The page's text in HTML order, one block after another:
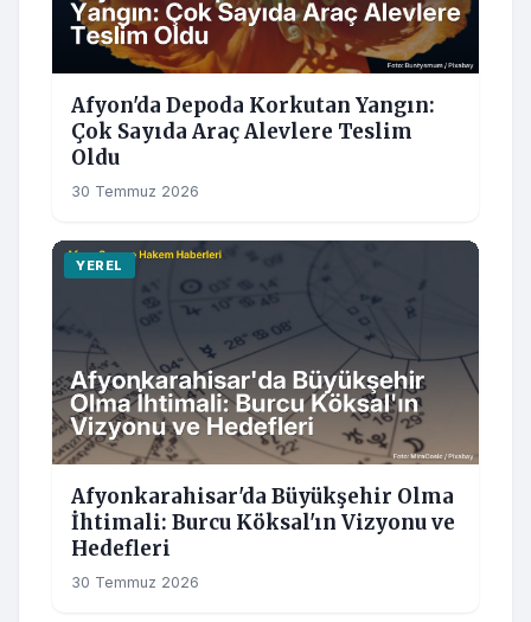
Afyon'da Depoda Korkutan Yangın:
Çok Sayıda Araç Alevlere Teslim
Oldu
30 Temmuz 2026
YEREL
Afyonkarahisar'da Büyükşehir Olma
İhtimali: Burcu Köksal'ın Vizyonu ve
Hedefleri
30 Temmuz 2026